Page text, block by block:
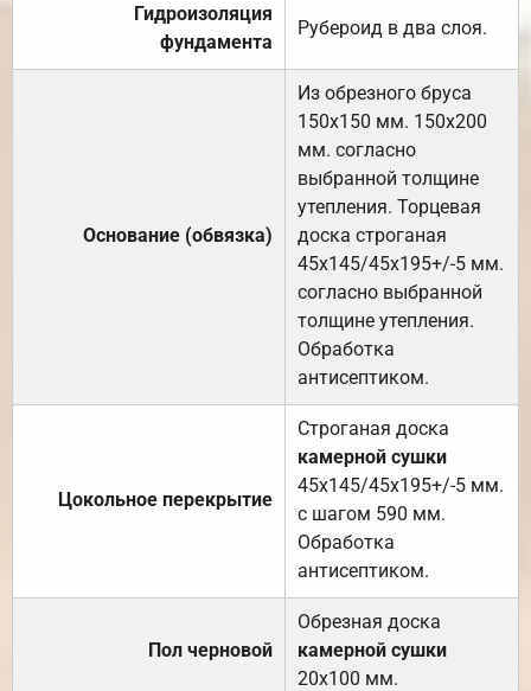
Гидроизоляция
фундамента
Рубероид в два слоя.
Основание (обвязка)
Из обрезного бруса
150х150 мм. 150х200
мм. согласно
выбранной толщине
утепления. Торцевая
доска строганая
45х145/45х195+/-5 мм.
согласно выбранной
толщине утепления.
Обработка
антисептиком.
Цокольное перекрытие
Строганая доска
камерной сушки
45х145/45х195+/-5 мм.
с шагом 590 мм.
Обработка
антисептиком.
Пол черновой
Обрезная доска
камерной сушки
20х100 мм.